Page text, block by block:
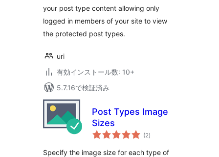
your post type content allowing only
logged in members of your site to view
the protected post types.
uri
有効インストール数: 10+
5.7.16で検証済み
Post Types Image
Sizes
(2個
の
価
)
Specify the image size for each type of